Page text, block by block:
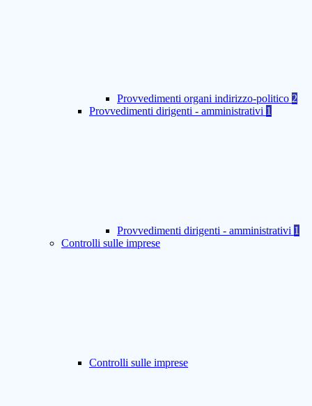
Provvedimenti organi indirizzo-politico 2
Provvedimenti dirigenti - amministrativi 1
Provvedimenti dirigenti - amministrativi 1
Controlli sulle imprese
Controlli sulle imprese